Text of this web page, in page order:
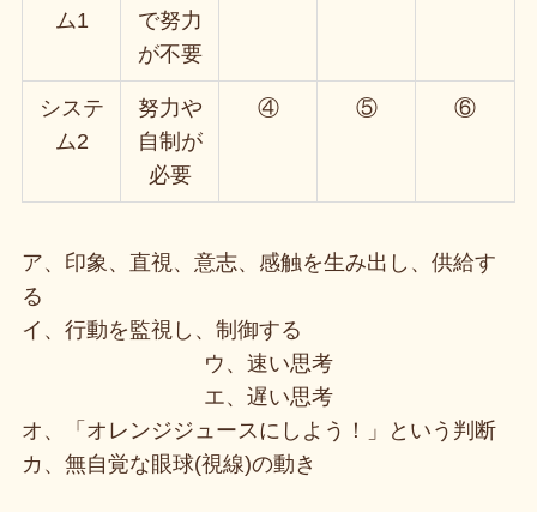
ム1
で努力
が不要
システ
ム2
努力や
自制が
必要
④ ⑤ ⑥
ア、印象、直視、意志、感触を生み出し、供給す
る
イ、行動を監視し、制御する
ウ、速い思考
エ、遅い思考
オ、「オレンジジュースにしよう！」という判断
カ、無自覚な眼球(視線)の動き